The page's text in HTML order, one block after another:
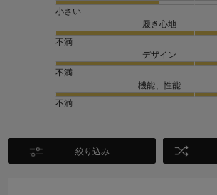
小さい
履き心地
不満
デザイン
不満
機能、性能
不満
絞り込み